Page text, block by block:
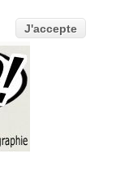
J'accepte